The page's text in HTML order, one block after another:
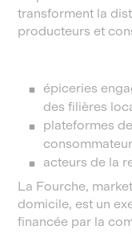
transforment la
producteurs et
épiceries
des filières
plateformes
consommateur
acteurs de la
La Fourche,
domicile, est un
financée par la